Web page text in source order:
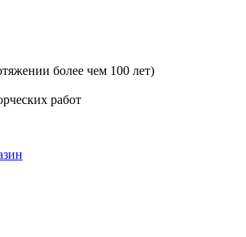
более чем 100 лет)
работ